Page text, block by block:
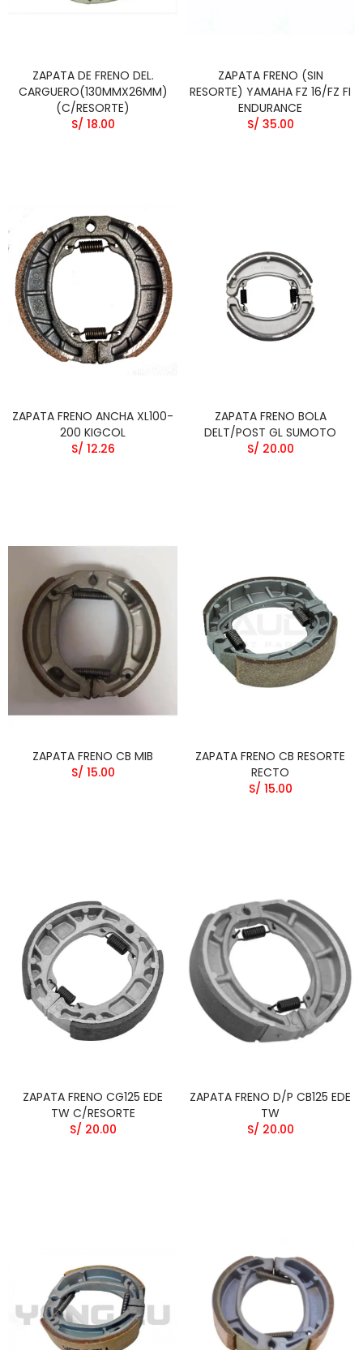
ZAPATA DE FRENO DEL.
CARGUERO(130MMX26MM)
(C/RESORTE)
S/ 18.00
ZAPATA FRENO (SIN
RESORTE) YAMAHA FZ 16/FZ FI
ENDURANCE
S/ 35.00
ZAPATA FRENO ANCHA XL100-
200 KIGCOL
S/ 12.26
ZAPATA FRENO BOLA
DELT/POST GL SUMOTO
S/ 20.00
ZAPATA FRENO CB MIB
S/ 15.00
ZAPATA FRENO CB RESORTE
RECTO
S/ 15.00
ZAPATA FRENO CG125 EDE
TW C/RESORTE
S/ 20.00
ZAPATA FRENO D/P CB125 EDE
TW
S/ 20.00